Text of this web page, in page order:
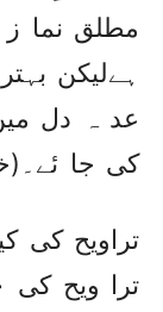
مطلق نما
ہےلیکن
عد ہ دل
کی جا
تراویح کی